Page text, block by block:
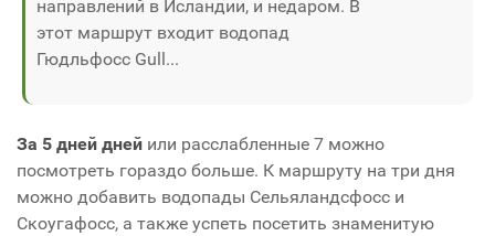
направлений в Исландии, и недаром. В
этот маршрут входит водопад
Гюдльфосс Gull...
За 5 дней дней или расслабленные 7 можно
посмотреть гораздо больше. К маршруту на три дня
можно добавить водопады Сельяландсфосс и
Скоугафосс, а также успеть посетить знаменитую